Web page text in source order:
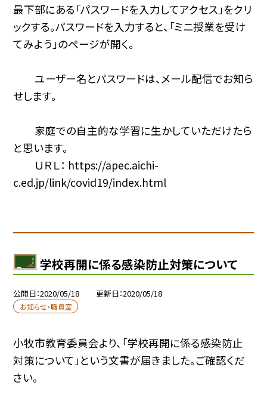
最下部にある「パスワードを入力してアクセス」をクリ
ックする。パスワードを入力すると、「ミニ授業を受け
てみよう」のページが開く。
ユーザー名とパスワードは、メール配信でお知ら
せします。
家庭での自主的な学習に生かしていただけたら
と思います。
ＵＲＬ： https://apec.aichi-
c.ed.jp/link/covid19/index.html
学校再開に係る感染防止対策について
公開日 2020/05/18 更新日 2020/05/18
お知らせ・職員室
小牧市教育委員会より、「学校再開に係る感染防止
対策について」という文書が届きました。ご確認くだ
さい。